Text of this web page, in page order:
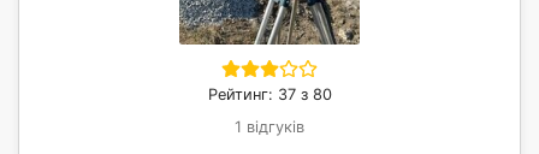
Рейтинг: 37 з 80
1 відгуків